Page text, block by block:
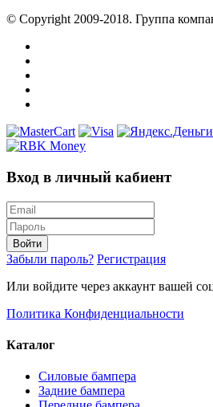
© Copyright 2009-2018. Группа
Вход в личный кабиент
Войти
Забыли пароль? Регистрация
Или войдите через аккаунт вашей
Политика Конфиденциальности
Каталог
Силовые бампера
Задние бампера